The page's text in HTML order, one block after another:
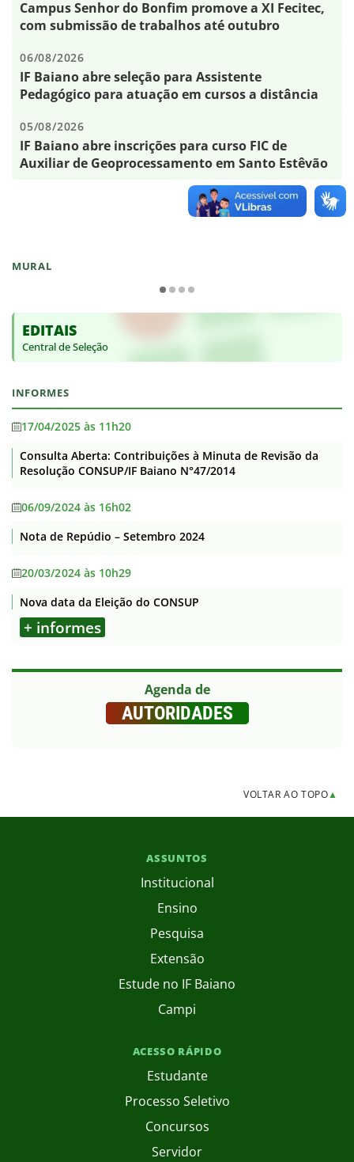
MURAL
EDITAIS
Central de Seleção
INFORMES
17/04/2025 às 11h20
Consulta Aberta: Contribuições à Minuta de Revisão da
Resolução CONSUP/IF Baiano N°47/2014
06/09/2024 às 16h02
Nota de Repúdio – Setembro 2024
20/03/2024 às 10h29
Nova data da Eleição do CONSUP
+ informes
Agenda de
AUTORIDADES
Campus Senhor do Bonfim promove a XI Fecitec,
com submissão de trabalhos até outubro
06/08/2026
IF Baiano abre seleção para Assistente
Pedagógico para atuação em cursos a distância
05/08/2026
IF Baiano abre inscrições para curso FIC de
Auxiliar de Geoprocessamento em Santo Estêvão
VOLTAR AO TOPO▲
ASSUNTOS
Institucional
Ensino
Pesquisa
Extensão
Estude no IF Baiano
Campi
ACESSO RÁPIDO
Estudante
Processo Seletivo
Concursos
Servidor